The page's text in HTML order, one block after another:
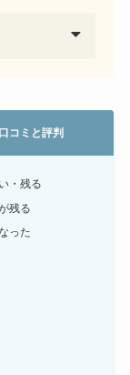
コミと評判
・残る
残る
った